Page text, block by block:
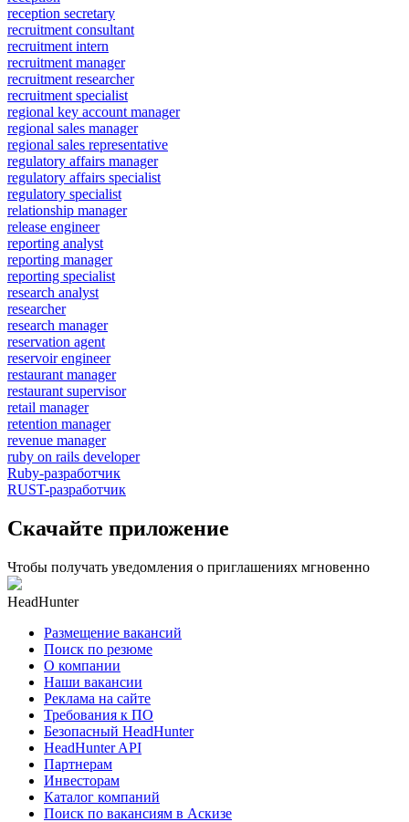
reception secretary
recruitment consultant
recruitment intern
recruitment manager
recruitment researcher
recruitment specialist
regional key account manager
regional sales manager
regional sales representative
regulatory affairs manager
regulatory affairs specialist
regulatory specialist
relationship manager
release engineer
reporting analyst
reporting manager
reporting specialist
research analyst
researcher
research manager
reservation agent
reservoir engineer
restaurant manager
restaurant supervisor
retail manager
retention manager
revenue manager
ruby on rails developer
Ruby-разработчик
RUST-разработчик
Скачайте приложение
Чтобы получать уведомления о приглашениях мгновенно
HeadHunter
Размещение вакансий
Поиск по резюме
О компании
Наши вакансии
Реклама на сайте
Требования к ПО
Безопасный HeadHunter
HeadHunter API
Партнерам
Инвесторам
Каталог компаний
Поиск по вакансиям в Аскизе